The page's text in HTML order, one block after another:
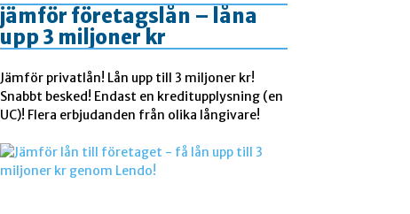
jämför företagslån – låna
upp 3 miljoner kr
Jämför privatlån! Lån upp till 3 miljoner kr!
Snabbt besked! Endast en kreditupplysning (en
UC)! Flera erbjudanden från olika långivare!